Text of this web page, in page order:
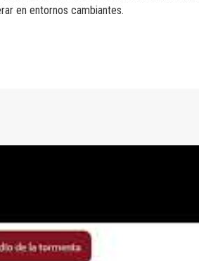
en entornos cambiantes.